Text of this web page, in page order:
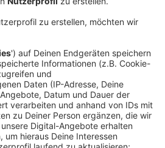
war die Eisbahn rund um den
Ab heute kommen die
die Eisfläche wieder weg. Der
nicht sofort wieder
Eisbahn abgebaut ist. Es wäre
Rollrasen zu verlegen, sagt die
mitspielt, soll der
Frühjahr erst grün und ein wenig